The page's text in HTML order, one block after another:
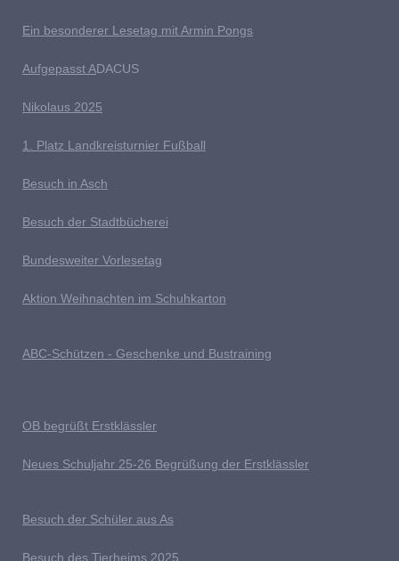
Ein besonderer Lesetag mit Armin Pongs
Aufgepasst ADACUS
Nikolaus 2025
1. Platz Landkreisturnier Fußball
Besuch in Asch
Besuch der Stadtbücherei
Bundesweiter Vorlesetag
Aktion Weihnachten im Schuhkarton
ABC-Schützen - Geschenke und Bustraining
OB begrüßt Erstklässler
Neues Schuljahr 25-26 Begrüßung der Erstklässler
Besuch der Schüler aus As
Besuch des Tierheims 2025